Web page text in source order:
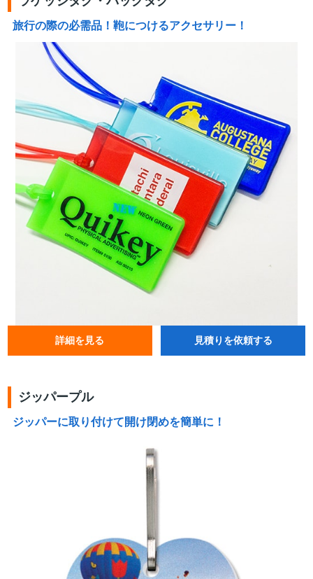
旅行の際の必需品！鞄につけるアクセサリー！
詳細を見る 見積りを依頼する
ジッパープル
ジッパーに取り付けて開け閉めを簡単に！